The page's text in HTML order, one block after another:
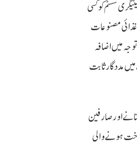
ایڈیٹوز ریگولیشنز، 2011 کے تحت فوڈ کیٹیگری سسٹم کو کسی
غذائی مصنوعات
میں اضافہ
میں مددگار ثابت
اور صارفین
ہونے والی